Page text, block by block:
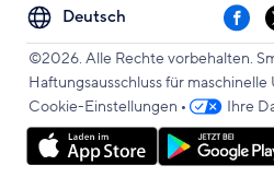
Select
your
language
©2026. Alle Rechte vorbehalten.
Haftungsausschluss für
Cookie-Einstellungen • Ihre